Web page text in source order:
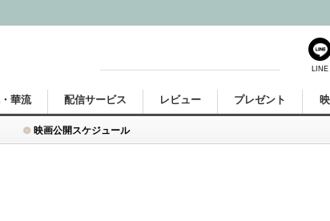
映画公開スケジュール
華流 配信サービス レビュー プレゼント
LINE